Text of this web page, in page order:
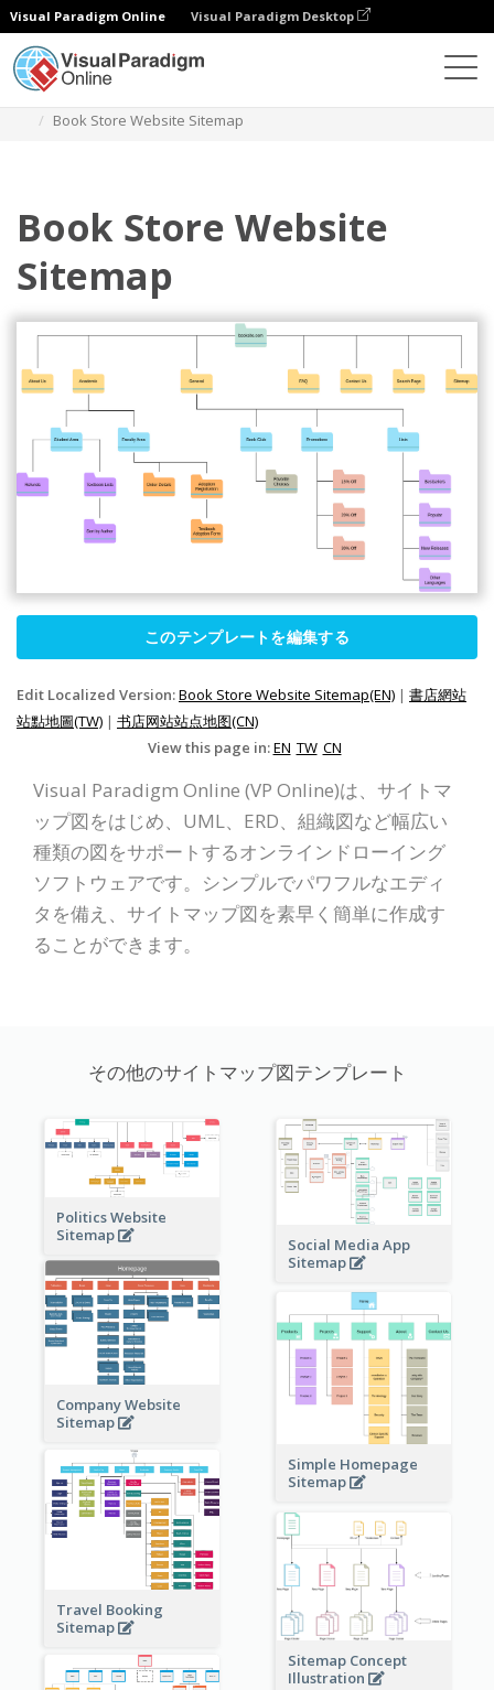
Visual Paradigm Online Visual Paradigm Desktop
Book Store Website Sitemap
Book Store Website
Sitemap
このテンプレートを編集する
Edit Localized Version:Book Store Website Sitemap(EN) | 書店網站
站點地圖(TW) | 书店网站站点地图(CN)
View this page in:EN TW CN
Visual Paradigm Online (VP Online)は、サイトマ
ップ図をはじめ、UML、ERD、組織図など幅広い
種類の図をサポートするオンラインドローイング
ソフトウェアです。シンプルでパワフルなエディ
タを備え、サイトマップ図を素早く簡単に作成す
ることができます。
その他のサイトマップ図テンプレート
Politics Website
Sitemap
Social Media App
Sitemap
Company Website
Sitemap
Simple Homepage
Sitemap
Travel Booking
Sitemap
Sitemap Concept
Illustration